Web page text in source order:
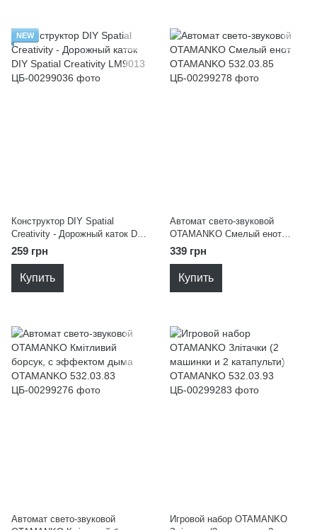
NEW
Конструктор DIY Spatial
Creativity - Дорожный каток DIY
Spatial Creativity LM9013
259 грн
Купить
Автомат свето-звуковой
OTAMANKO Смелый енот
OTAMANKO 532.03.85
339 грн
Купить
Автомат свето-звуковой
Игровой набор OTAMANKO